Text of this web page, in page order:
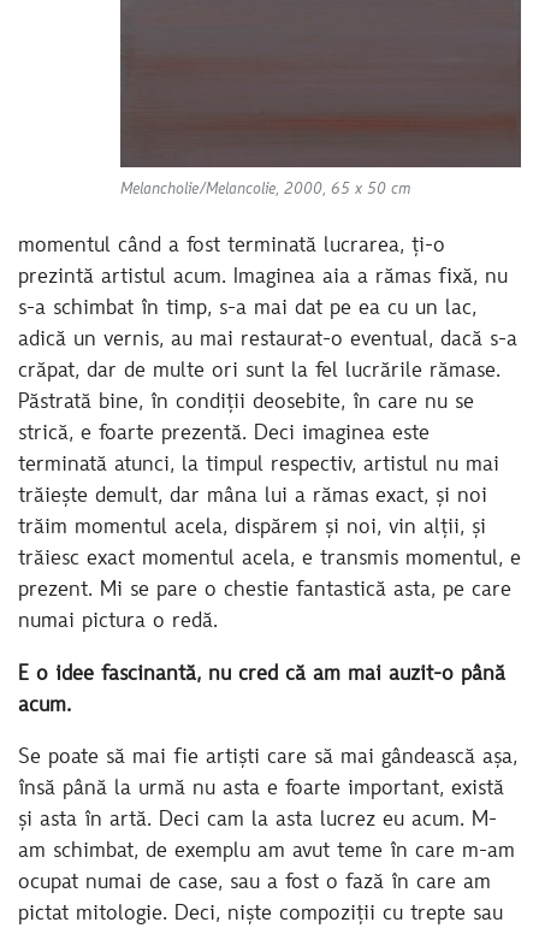
Melancholie/Melancolie, 2000, 65 x 50 cm
momentul când a fost terminată lucrarea, ți-o
prezintă artistul acum. Imaginea aia a rămas fixă, nu
s-a schimbat în timp, s-a mai dat pe ea cu un lac,
adică un vernis, au mai restaurat-o eventual, dacă s-a
crăpat, dar de multe ori sunt la fel lucrările rămase.
Păstrată bine, în condiții deosebite, în care nu se
strică, e foarte prezentă. Deci imaginea este
terminată atunci, la timpul respectiv, artistul nu mai
trăiește demult, dar mâna lui a rămas exact, și noi
trăim momentul acela, dispărem și noi, vin alții, și
trăiesc exact momentul acela, e transmis momentul, e
prezent. Mi se pare o chestie fantastică asta, pe care
numai pictura o redă.
E o idee fascinantă, nu cred că am mai auzit-o până
acum.
Se poate să mai fie artiști care să mai gândească așa,
însă până la urmă nu asta e foarte important, există
și asta în artă. Deci cam la asta lucrez eu acum. M-
am schimbat, de exemplu am avut teme în care m-am
ocupat numai de case, sau a fost o fază în care am
pictat mitologie. Deci, niște compoziții cu trepte sau